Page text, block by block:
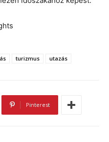
turizmus utazás
Pinterest